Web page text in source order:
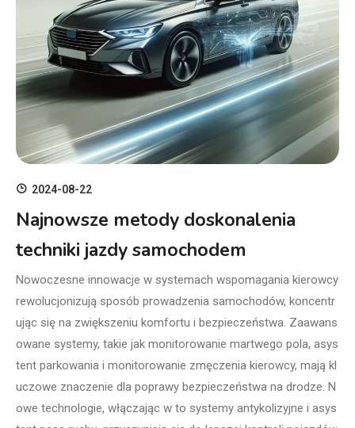
2024-08-22
Najnowsze metody doskonalenia
techniki jazdy samochodem
Nowoczesne innowacje w systemach wspomagania kierowcy
rewolucjonizują sposób prowadzenia samochodów, koncentr
ując się na zwiększeniu komfortu i bezpieczeństwa. Zaawans
owane systemy, takie jak monitorowanie martwego pola, asys
tent parkowania i monitorowanie zmęczenia kierowcy, mają kl
uczowe znaczenie dla poprawy bezpieczeństwa na drodze. N
owe technologie, włączając w to systemy antykolizyjne i asys